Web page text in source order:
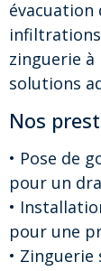
évacuation
zinguerie à
solutions
Nos
• Pose de
pour un
•
pour une
•